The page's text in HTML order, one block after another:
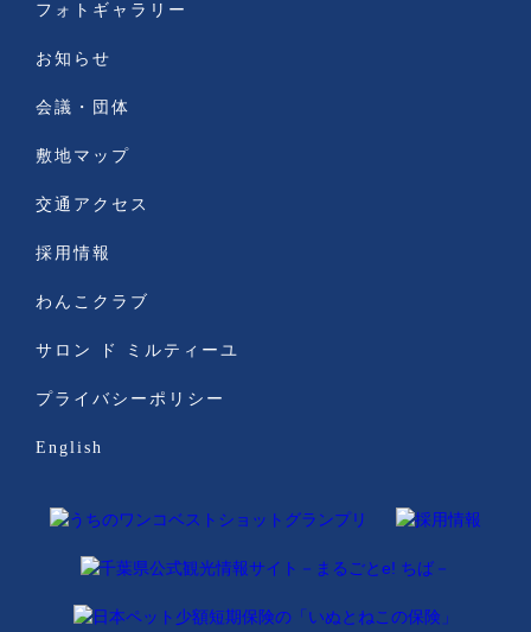
フォトギャラリー
お知らせ
会議・団体
敷地マップ
交通アクセス
採用情報
わんこクラブ
サロン ド ミルティーユ
プライバシーポリシー
English